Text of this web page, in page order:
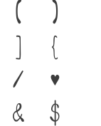
(
)
]
{
/
#
&
$